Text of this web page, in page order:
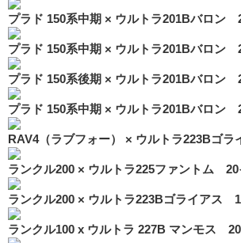
プラド 150系中期 × ウルトラ201Bバロン
プラド 150系中期 × ウルトラ201Bバロン
プラド 150系後期 × ウルトラ201Bバロン
プラド 150系中期 × ウルトラ201Bバロン
RAV4（ラブフォー） × ウルトラ223Bゴ
ランクル200 × ウルトラ225ファントム 20
ランクル200 × ウルトラ223Bゴライアス
ランクル100 x ウルトラ 227B マンモス